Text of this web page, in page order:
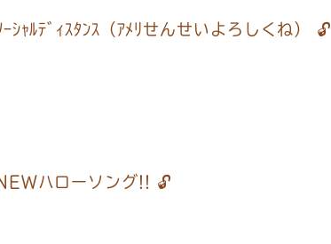
ｬﾙﾃﾞｨｽﾀﾝｽ（ｱﾒﾘせんせいよろしくね） 🔓
ハローソング!! 🔓